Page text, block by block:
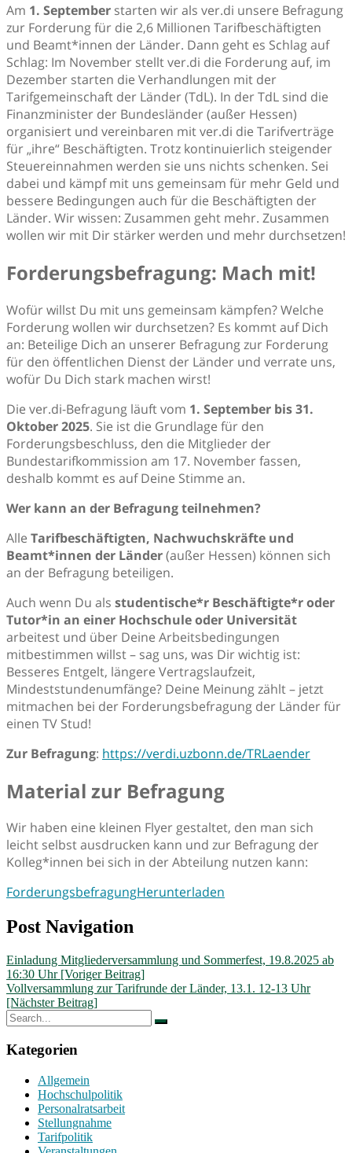
Am 1. September starten wir als ver.di unsere Befragung
zur Forderung für die 2,6 Millionen Tarifbeschäftigten
und Beamt*innen der Länder. Dann geht es Schlag auf
Schlag: Im November stellt ver.di die Forderung auf, im
Dezember starten die Verhandlungen mit der
Tarifgemeinschaft der Länder (TdL). In der TdL sind die
Finanzminister der Bundesländer (außer Hessen)
organisiert und vereinbaren mit ver.di die Tarifverträge
für „ihre“ Beschäftigten. Trotz kontinuierlich steigender
Steuereinnahmen werden sie uns nichts schenken. Sei
dabei und kämpf mit uns gemeinsam für mehr Geld und
bessere Bedingungen auch für die Beschäftigten der
Länder. Wir wissen: Zusammen geht mehr. Zusammen
wollen wir mit Dir stärker werden und mehr durchsetzen!
Forderungsbefragung: Mach mit!
Wofür willst Du mit uns gemeinsam kämpfen? Welche
Forderung wollen wir durchsetzen? Es kommt auf Dich
an: Beteilige Dich an unserer Befragung zur Forderung
für den öffentlichen Dienst der Länder und verrate uns,
wofür Du Dich stark machen wirst!
Die ver.di-Befragung läuft vom 1. September bis 31.
Oktober 2025. Sie ist die Grundlage für den
Forderungsbeschluss, den die Mitglieder der
Bundestarifkommission am 17. November fassen,
deshalb kommt es auf Deine Stimme an.
Wer kann an der Befragung teilnehmen?
Alle Tarifbeschäftigten, Nachwuchskräfte und
Beamt*innen der Länder(außer Hessen) können sich
an der Befragung beteiligen.
Auch wenn Du als studentische*r Beschäftigte*r oder
Tutor*in an einer Hochschule oder Universität
arbeitest und über Deine Arbeitsbedingungen
mitbestimmen willst – sag uns, was Dir wichtig ist:
Besseres Entgelt, längere Vertragslaufzeit,
Mindeststundenumfänge? Deine Meinung zählt – jetzt
mitmachen bei der Forderungsbefragung der Länder für
einen TV Stud!
Zur Befragung: https://verdi.uzbonn.de/TRLaender
Material zur Befragung
Wir haben eine kleinen Flyer gestaltet, den man sich
leicht selbst ausdrucken kann und zur Befragung der
Kolleg*innen bei sich in der Abteilung nutzen kann:
ForderungsbefragungHerunterladen
Post Navigation
Einladung Mitgliederversammlung und Sommerfest, 19.8.2025 ab
16:30 Uhr [Voriger Beitrag]
Vollversammlung zur Tarifrunde der Länder, 13.1. 12-13 Uhr
[Nächster Beitrag]
Kategorien
Allgemein
Hochschulpolitik
Personalratsarbeit
Stellungnahme
Tarifpolitik